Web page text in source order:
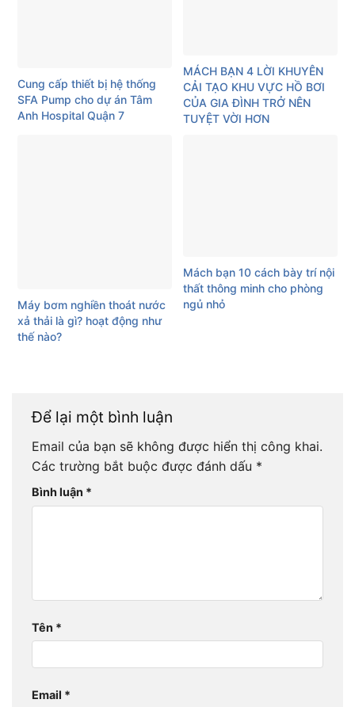
Cung cấp thiết bị hệ thống
SFA Pump cho dự án Tâm
Anh Hospital Quận 7
MÁCH BẠN 4 LỜI KHUYÊN
CẢI TẠO KHU VỰC HỒ BƠI
CỦA GIA ĐÌNH TRỞ NÊN
TUYỆT VỜI HƠN
Máy bơm nghiền thoát nước
xả thải là gì? hoạt động như
thế nào?
Mách bạn 10 cách bày trí nội
thất thông minh cho phòng
ngủ nhỏ
Để lại một bình luận
Email của bạn sẽ không được hiển thị công khai.
Các trường bắt buộc được đánh dấu *
Bình luận *
Tên *
Email *